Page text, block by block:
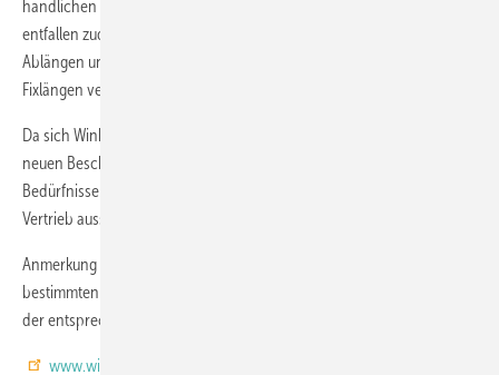
handlichen Montagehebels in die Beschlagnut eingesetzt. Bei aluPilot
entfallen zudem ganze Arbeitsschritte, wie etwa das Messen,
Ablängen und Stanzen von Schubstangen, da Treibstangen in sieben
Fixlängen verwendet werden.
Da sich Winkhaus als Partner der Systemgeber versteht, sind die
neuen Beschläge für Aluminiumfenster auf deren Anforderungen und
Bedürfnisse genauestens abgestimmt. Deshalb erfolgt auch der
Vertrieb ausschließlich über die Systemhäuser.
Anmerkung der Redaktion: Ein aufgerüsteter Beschlag, der einer
bestimmten Widerstandsklasse entspricht, macht noch kein Fenster in
der entsprechenden Widerstandsklasse gemäß DIN EN 1627.
www.winkhaus.de